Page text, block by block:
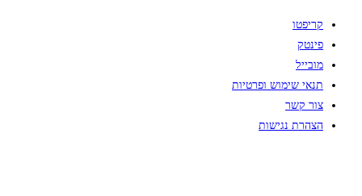
קריפטו
פינטק
מובייל
תנאי שימוש ופרטיות
צור קשר
הצהרת נגישות